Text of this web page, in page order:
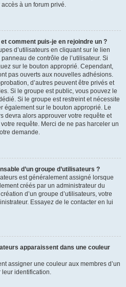
à un forum privé.
comment puis-je en rejoindre un ?
d’utilisateurs en cliquant sur le lien
de contrôle de l’utilisateur. Si
sur le bouton approprié. Cependant,
pas ouverts aux nouvelles adhésions.
d’autres peuvent être privés et
Si le groupe est public, vous pouvez le
Si le groupe est restreint et nécessite
également sur le bouton approprié. Le
devra alors approuver votre requête et
requête. Merci de ne pas harceler un
demande.
d’un groupe d’utilisateurs ?
est généralement assigné lorsque
créés par un administrateur du
d’un groupe d’utilisateurs, votre
Essayez de le contacter en lui
apparaissent dans une couleur
assigner une couleur aux membres d’un
leur identification.